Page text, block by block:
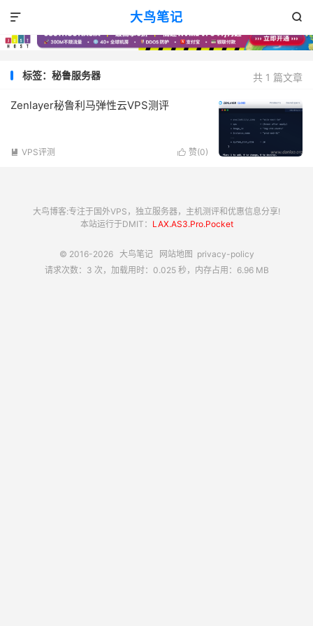
大鸟笔记 

共 1 篇文章
标签：秘鲁服务器
Zenlayer秘鲁利马弹性云VPS测评
 赞(0)
 VPS评测
大鸟博客:专注于国外VPS，独立服务器，主机测评和优惠信息分享!
本站运行于DMIT： LAX.AS3.Pro.Pocket
© 2016-2026 大鸟笔记 网站地图 privacy-policy
请求次数：3 次，加载用时：0.025 秒，内存占用：6.96 MB